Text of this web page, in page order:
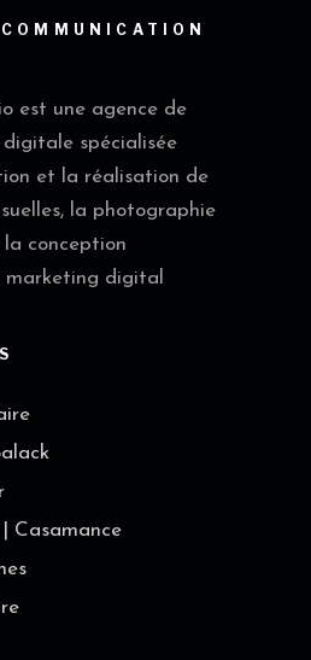
est une agence de
spécialisée
et la réalisation de
la photographie
la conception
digital
Casamance